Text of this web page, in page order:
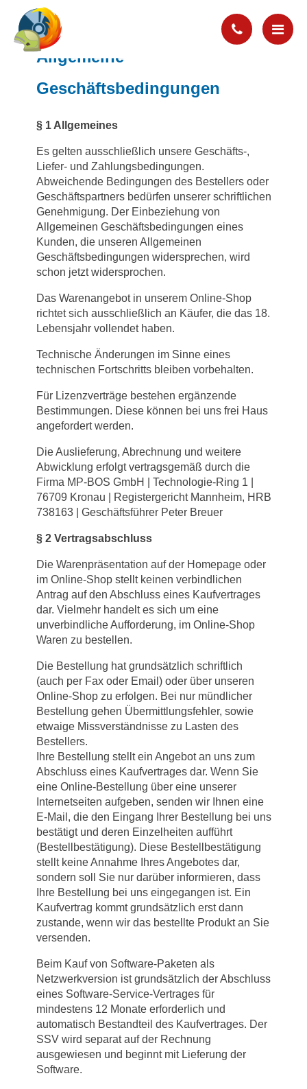
Allgemeine
Geschäftsbedingungen
§ 1 Allgemeines
Es gelten ausschließlich unsere Geschäfts-,
Liefer- und Zahlungsbedingungen.
Abweichende Bedingungen des Bestellers oder
Geschäftspartners bedürfen unserer schriftlichen
Genehmigung. Der Einbeziehung von
Allgemeinen Geschäftsbedingungen eines
Kunden, die unseren Allgemeinen
Geschäftsbedingungen widersprechen, wird
schon jetzt widersprochen.
Das Warenangebot in unserem Online-Shop
richtet sich ausschließlich an Käufer, die das 18.
Lebensjahr vollendet haben.
Technische Änderungen im Sinne eines
technischen Fortschritts bleiben vorbehalten.
Für Lizenzverträge bestehen ergänzende
Bestimmungen. Diese können bei uns frei Haus
angefordert werden.
Die Auslieferung, Abrechnung und weitere
Abwicklung erfolgt vertragsgemäß durch die
Firma MP-BOS GmbH | Technologie-Ring 1 |
76709 Kronau | Registergericht Mannheim, HRB
738163 | Geschäftsführer Peter Breuer
§ 2 Vertragsabschluss
Die Warenpräsentation auf der Homepage oder
im Online-Shop stellt keinen verbindlichen
Antrag auf den Abschluss eines Kaufvertrages
dar. Vielmehr handelt es sich um eine
unverbindliche Aufforderung, im Online-Shop
Waren zu bestellen.
Die Bestellung hat grundsätzlich schriftlich
(auch per Fax oder Email) oder über unseren
Online-Shop zu erfolgen. Bei nur mündlicher
Bestellung gehen Übermittlungsfehler, sowie
etwaige Missverständnisse zu Lasten des
Bestellers.
Ihre Bestellung stellt ein Angebot an uns zum
Abschluss eines Kaufvertrages dar. Wenn Sie
eine Online-Bestellung über eine unserer
Internetseiten aufgeben, senden wir Ihnen eine
E-Mail, die den Eingang Ihrer Bestellung bei uns
bestätigt und deren Einzelheiten aufführt
(Bestellbestätigung). Diese Bestellbestätigung
stellt keine Annahme Ihres Angebotes dar,
sondern soll Sie nur darüber informieren, dass
Ihre Bestellung bei uns eingegangen ist. Ein
Kaufvertrag kommt grundsätzlich erst dann
zustande, wenn wir das bestellte Produkt an Sie
versenden.
Beim Kauf von Software-Paketen als
Netzwerkversion ist grundsätzlich der Abschluss
eines Software-Service-Vertrages für
mindestens 12 Monate erforderlich und
automatisch Bestandteil des Kaufvertrages. Der
SSV wird separat auf der Rechnung
ausgewiesen und beginnt mit Lieferung der
Software.